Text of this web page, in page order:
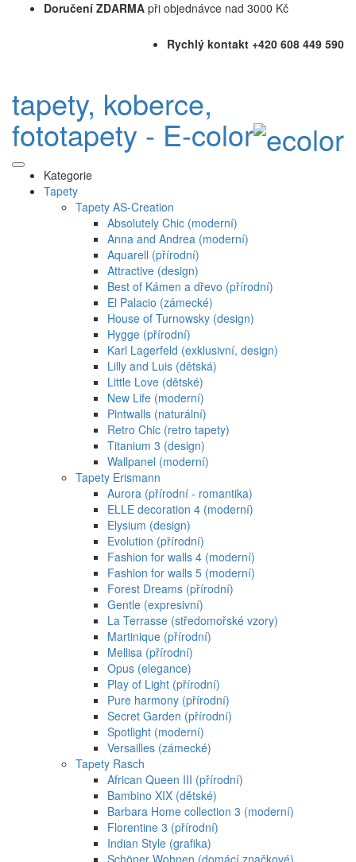
Doručení ZDARMA při objednávce nad 3000 Kč
Rychlý kontakt +420 608 449 590
tapety, koberce,
fototapety - E-color
Kategorie
Tapety
Tapety AS-Creation
Absolutely Chic (moderní)
Anna and Andrea (moderní)
Aquarell (přírodní)
Attractive (design)
Best of Kámen a dřevo (přírodní)
El Palacio (zámecké)
House of Turnowsky (design)
Hygge (přírodní)
Karl Lagerfeld (exklusivní, design)
Lilly and Luis (dětská)
Little Love (dětské)
New Life (moderní)
Pintwalls (naturální)
Retro Chic (retro tapety)
Titanium 3 (design)
Wallpanel (moderní)
Tapety Erismann
Aurora (přírodní - romantika)
ELLE decoration 4 (moderní)
Elysium (design)
Evolution (přírodní)
Fashion for walls 4 (moderní)
Fashion for walls 5 (moderní)
Forest Dreams (přírodní)
Gentle (expresivní)
La Terrasse (středomořské vzory)
Martinique (přírodní)
Mellisa (přírodní)
Opus (elegance)
Play of Light (přírodní)
Pure harmony (přírodní)
Secret Garden (přírodní)
Spotlight (moderní)
Versailles (zámecké)
Tapety Rasch
African Queen III (přírodní)
Bambino XIX (dětské)
Barbara Home collection 3 (moderní)
Florentine 3 (přírodní)
Indian Style (grafika)